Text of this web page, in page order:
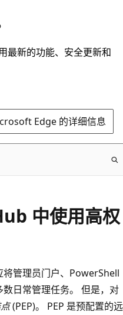
最新的功能、安全更新和
Edge 的详细信息
中使用高权
管理员门户、PowerShell
日常管理任务。 但是，对
(PEP)。 PEP 是预配置的远